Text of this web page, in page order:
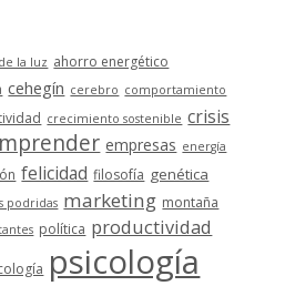
la luz ahorro energético
cehegín cerebro comportamiento
crecimiento sostenible crisis
empresas energía
felicidad filosofía genética
podridas marketing montaña
política productividad
psicología